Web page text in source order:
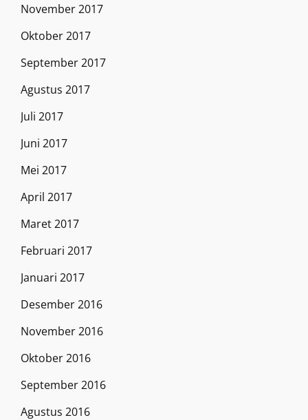
November 2017
Oktober 2017
September 2017
Agustus 2017
Juli 2017
Juni 2017
Mei 2017
April 2017
Maret 2017
Februari 2017
Januari 2017
Desember 2016
November 2016
Oktober 2016
September 2016
Agustus 2016